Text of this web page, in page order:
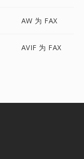
AW 为 FAX
AVIF 为 FAX